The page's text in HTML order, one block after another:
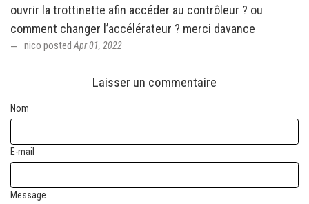
ouvrir la trottinette afin accéder au contrôleur ? ou
comment changer l’accélérateur ? merci davance
nico posted Apr 01, 2022
Laisser un commentaire
Nom
E-mail
Message